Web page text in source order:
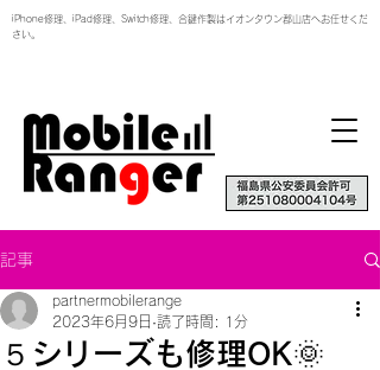
iPhone修理、iPad修理、Switch修理、合鍵作製はイオンタウン郡山店へお任せくだ
さい。
記事
５シリーズも修理OK🌞
partnermobilerange
2023年6月9日 読了時間: 1分